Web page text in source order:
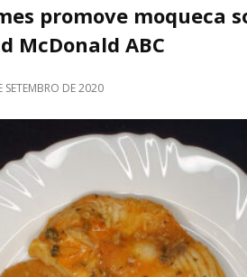
promove moqueca
McDonald ABC
SETEMBRO DE 2020